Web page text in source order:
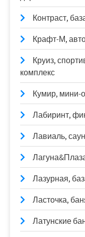
Контраст,
Крафт-М,
Круиз,
комплекс
Кумир, мини-
Лабиринт,
Лавиаль,
Лазурная,
Ласточка,
Латунские